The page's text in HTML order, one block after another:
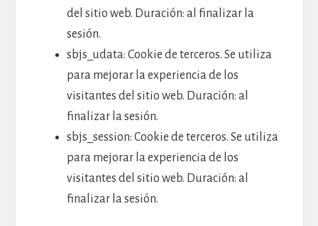
del sitio web. Duración: al finalizar la
sesión.
sbjs_udata: Cookie de terceros. Se utiliza
para mejorar la experiencia de los
visitantes del sitio web. Duración: al
finalizar la sesión.
sbjs_session: Cookie de terceros. Se utiliza
para mejorar la experiencia de los
visitantes del sitio web. Duración: al
finalizar la sesión.